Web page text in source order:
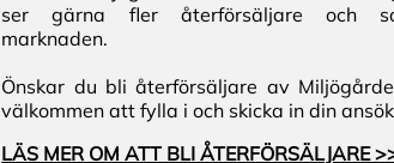
ser gärna fler återförsäljare och
marknaden.
Önskar du bli återförsäljare av
välkommen att fylla i och skicka in din
LÄS MER OM ATT BLI ÅTERFÖRSÄLJARE